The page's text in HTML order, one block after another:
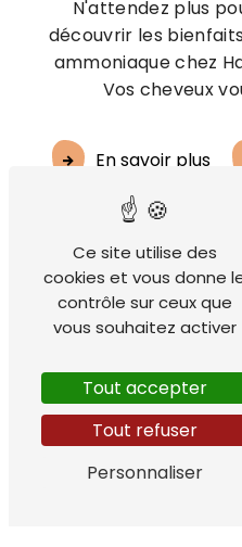
N'attendez plus
découvrir les
ammoniaque chez
Vos cheveux
En savoir plus
Ce site utilise des
cookies et vous donne
contrôle sur ceux que
vous souhaitez activer
Tout accepter
Tout refuser
Personnaliser